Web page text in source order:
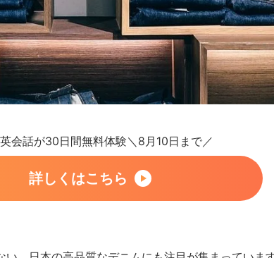
会話が30日間無料体験＼8月10日まで／
詳しくはこちら